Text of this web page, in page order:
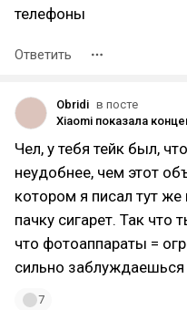
телефоны
Ответить
Obridi в посте
Чел, у тебя тейк был,
неудобнее, чем этот
котором я писал тут
пачку сигарет. Так
что фотоаппараты =
сильно заблуждаешься
7